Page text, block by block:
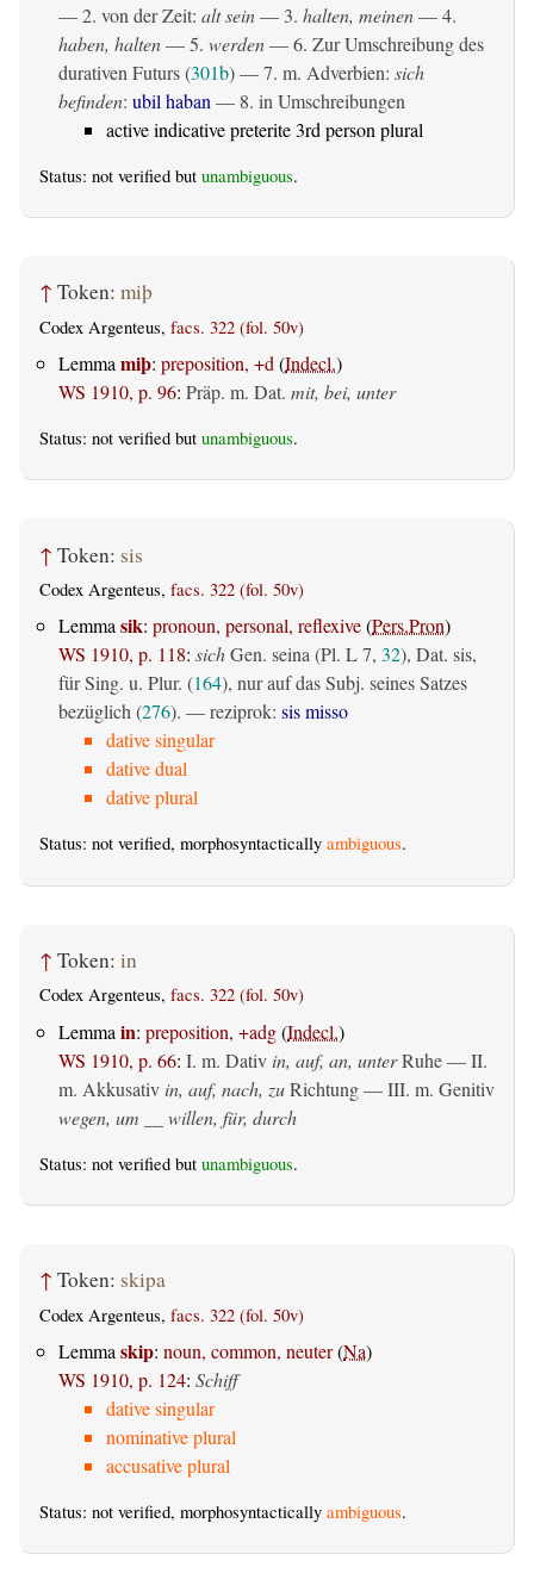
— 2. von der Zeit: alt sein— 3. halten, meinen— 4.
haben, halten— 5. werden— 6. Zur Umschreibung des
durativen Futurs (301b) — 7. m. Adverbien: sich
befinden: ubil haban — 8. in Umschreibungen
active indicative preterite 3rd person plural
Status: not verified but unambiguous.
↑ Token: miþ
Codex Argenteus, facs. 322 (fol. 50v)
Lemma miþ: preposition, +d (Indecl.)
WS 1910, p. 96: Präp. m. Dat. mit, bei, unter
Status: not verified but unambiguous.
↑ Token: sis
Codex Argenteus, facs. 322 (fol. 50v)
Lemmasik: pronoun, personal, reflexive(Pers.Pron)
WS 1910, p. 118: sichGen. seina (Pl. L 7, 32), Dat. sis,
für Sing. u. Plur. (164), nur auf das Subj. seines Satzes
bezüglich (276). — reziprok: sis misso
dative singular
dative dual
dative plural
Status: not verified, morphosyntactically ambiguous.
↑ Token: in
Codex Argenteus, facs. 322 (fol. 50v)
Lemma in: preposition, +adg(Indecl.)
WS 1910, p. 66: I. m. Dativ in, auf, an, unterRuhe — II.
m. Akkusativ in, auf, nach, zuRichtung — III. m. Genitiv
wegen, um __ willen, für, durch
Status: not verified but unambiguous.
↑ Token: skipa
Codex Argenteus, facs. 322 (fol. 50v)
Lemma skip: noun, common, neuter(Na)
WS 1910, p. 124: Schiff
dative singular
nominative plural
accusative plural
Status: not verified, morphosyntactically ambiguous.